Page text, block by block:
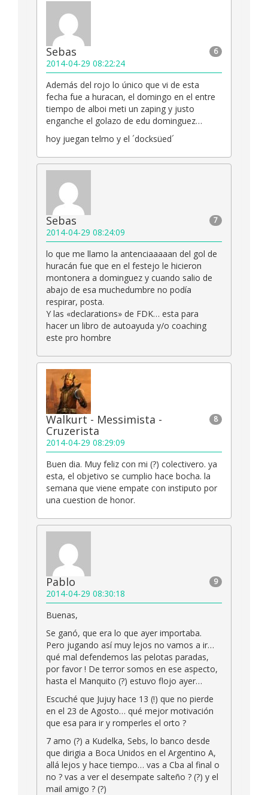
6
Sebas
2014-04-29 08:22:24
Además del rojo lo único que vi de esta
fecha fue a huracan, el domingo en el entre
tiempo de alboi meti un zaping y justo
enganche el golazo de edu dominguez…
hoy juegan telmo y el ´docksüed´
7
Sebas
2014-04-29 08:24:09
lo que me llamo la antenciaaaaan del gol de
huracán fue que en el festejo le hicieron
montonera a dominguez y cuando salio de
abajo de esa muchedumbre no podía
respirar, posta.
Y las «declarations» de FDK… esta para
hacer un libro de autoayuda y/o coaching
este pro hombre
8
Walkurt - Messimista -
Cruzerista
2014-04-29 08:29:09
Buen dia. Muy feliz con mi (?) colectivero. ya
esta, el objetivo se cumplio hace bocha. la
semana que viene empate con instiputo por
una cuestion de honor.
9
Pablo
2014-04-29 08:30:18
Buenas,
Se ganó, que era lo que ayer importaba.
Pero jugando así muy lejos no vamos a ir…
qué mal defendemos las pelotas paradas,
por favor ! De terror somos en ese aspecto,
hasta el Manquito (?) estuvo flojo ayer…
Escuché que Jujuy hace 13 (!) que no pierde
en el 23 de Agosto… qué mejor motivación
que esa para ir y romperles el orto ?
7 amo (?) a Kudelka, Sebs, lo banco desde
que dirigia a Boca Unidos en el Argentino A,
allá lejos y hace tiempo… vas a Cba al final o
no ? vas a ver el desempate salteño ? (?) y el
mail amigo ? (?)